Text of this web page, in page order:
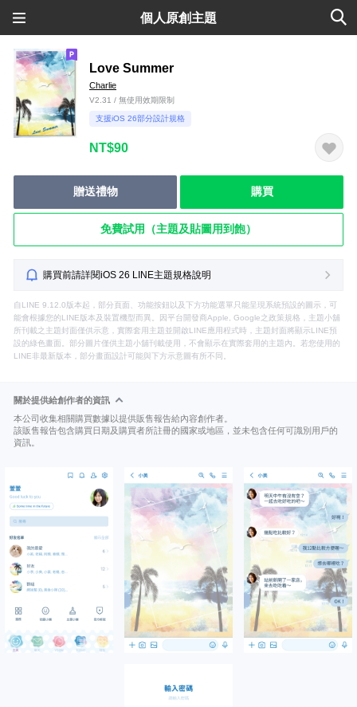
個人原創主題
Love Summer
Charlie
V2.31 / 無使用效期限制
支援iOS 26部分設計規格
NT$90
贈送禮物 購買
免費試用（主題及貼圖用到飽）
購買前請詳閱iOS 26 LINE主題規格說明
自LINE 9.12.0版本起，部分頁面、功能按鈕以及下方功能選單只能呈現系統預設的圖示，可
能會根據您的LINE版本及裝置機型而異。因平台開發商Apple, Google之政策規格，主題小舖
所刊載之主題封面僅供示意，實際套用主題並開啟LINE應用程式時，主題封面將顯示LINE預
設的綠色畫面。部分圖片僅供主題小舖刊載使用，不會顯示在實際套用的主題內。若您使用的
LINE非最新版本，部分畫面設計可能與下方示意圖有所不同。
關於提供給創作者的資訊
本公司收集相關購買數據以提供販售報告給內容創作者。
該販售報告包含購買日期及購買者所註冊的國家或地區，並未包含任何可識別用戶的
資訊。